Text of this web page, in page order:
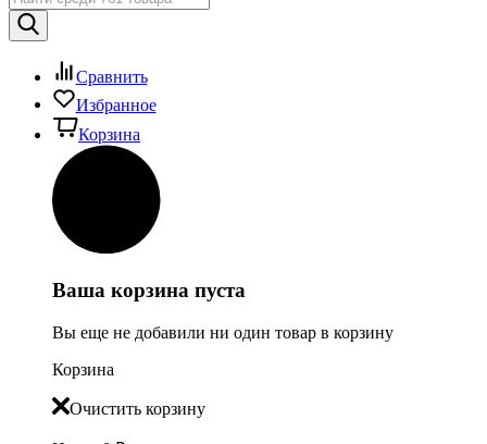
Сравнить
Избранное
Корзина
Ваша корзина пуста
Вы еще не добавили ни один товар в корзину
Корзина
Очистить корзину